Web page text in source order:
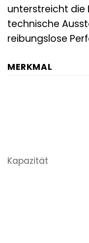
unterstreicht die
technische
reibungslose
MERKMAL
Kapazität